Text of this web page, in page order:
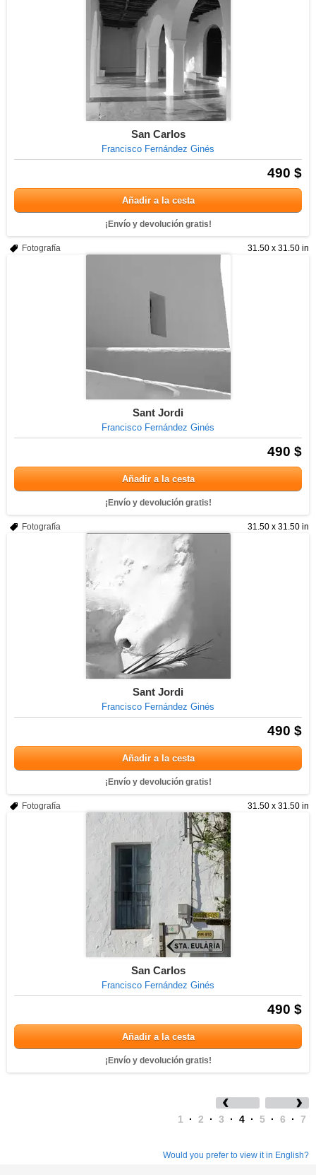
San Carlos
Francisco Fernández Ginés
490 $
Añadir a la cesta
¡Envío y devolución gratis!
31.50 x 31.50 in
Fotografía
Sant Jordi
Francisco Fernández Ginés
490 $
Añadir a la cesta
¡Envío y devolución gratis!
31.50 x 31.50 in
Fotografía
Sant Jordi
Francisco Fernández Ginés
490 $
Añadir a la cesta
¡Envío y devolución gratis!
31.50 x 31.50 in
Fotografía
San Carlos
Francisco Fernández Ginés
490 $
Añadir a la cesta
¡Envío y devolución gratis!
1 · 2 · 3 · 4 · 5 · 6 · 7
Would you prefer to view it in English?